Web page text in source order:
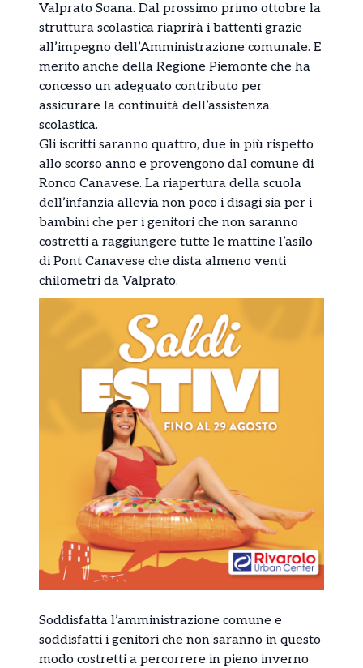
Valprato Soana. Dal prossimo primo ottobre la
struttura scolastica riaprirà i battenti grazie
all’impegno dell’Amministrazione comunale. E
merito anche della Regione Piemonte che ha
concesso un adeguato contributo per
assicurare la continuità dell’assistenza
scolastica.
Gli iscritti saranno quattro, due in più rispetto
allo scorso anno e provengono dal comune di
Ronco Canavese. La riapertura della scuola
dell’infanzia allevia non poco i disagi sia per i
bambini che per i genitori che non saranno
costretti a raggiungere tutte le mattine l’asilo
di Pont Canavese che dista almeno venti
chilometri da Valprato.
Soddisfatta l’amministrazione comune e
soddisfatti i genitori che non saranno in questo
modo costretti a percorrere in pieno inverno